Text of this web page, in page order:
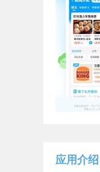
应用介绍